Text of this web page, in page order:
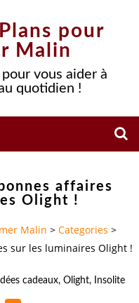
pour
Malin
vous aider à
quotidien !
affaires
Olight !
Malin > Categories >
sur les luminaires Olight !
cadeaux, Olight, Insolite